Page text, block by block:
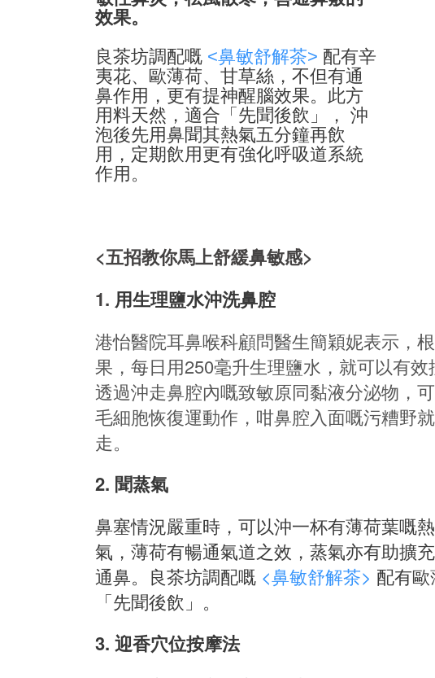
效果。
良茶坊調配嘅 <鼻敏舒解茶> 配有辛
夷花、歐薄荷、甘草絲，不但有通
鼻作用，更有提神醒腦效果。此方
用料天然，適合「先聞後飲」， 沖
泡後先用鼻聞其熱氣五分鐘再飲
用，定期飲用更有強化呼吸道系統
作用。
<五招教你馬上舒緩鼻敏感>
1. 用生理鹽水沖洗鼻腔
港怡醫院耳鼻喉科顧問醫生簡穎妮表示，
果，每日用250毫升生理鹽水，就可以有效
透過沖走鼻腔內嘅致敏原同黏液分泌物，
毛細胞恢復運動作，咁鼻腔入面嘅污糟野
走。
2. 聞蒸氣
鼻塞情況嚴重時，可以沖一杯有薄荷葉嘅
氣，薄荷有暢通氣道之效，蒸氣亦有助擴
通鼻。良茶坊調配嘅 <鼻敏舒解茶> 配有
「先聞後飲」。
3. 迎香穴位按摩法